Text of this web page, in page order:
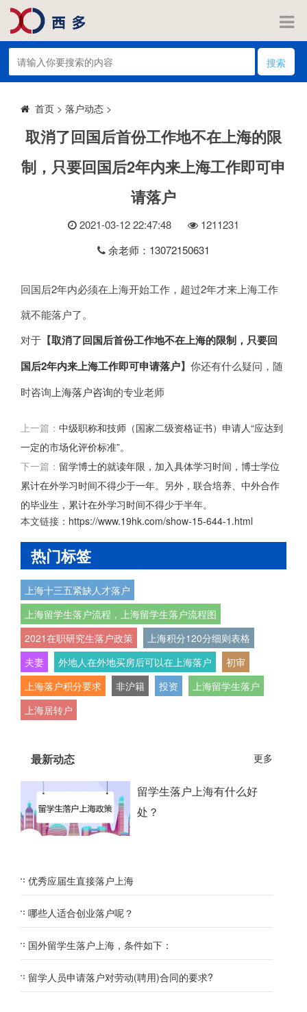
搜索
首页 > 落户动态 >
取消了回国后首份工作地不在上海的限
制，只要回国后2年内来上海工作即可申
请落户
2021-03-12 22:47:48 1211231
余老师：13072150631
回国后2年内必须在上海开始工作，超过2年才来上海工作
就不能落户了。
对于 【取消了回国后首份工作地不在上海的限制，只要回
国后2年内来上海工作即可申请落户】 你还有什么疑问，随
时咨询 上海落户咨询的专业老师
上一篇： 中级职称和技师（国家二级资格证书）申请人“应达到
一定的市场化评价标准”。
下一篇： 留学博士的就读年限，加入具体学习时间，博士学位
累计在外学习时间不得少于一年。另外，联合培养、中外合作
的毕业生，累计在外学习时间不得少于半年。
本文链接： https://www.19hk.com/show-15-644-1.html
热门标签
上海十三五紧缺人才落户
上海留学生落户流程，上海留学生落户流程图
2021在职研究生落户政策
上海积分120分细则表格
夫妻
外地人在外地买房后可以在上海落户
初审
上海落户积分要求
非沪籍 投资
上海留学生落户
上海居转户
最新动态 更多
留学生落户上海有什么好
处？
优秀应届生直接落户上海
哪些人适合创业落户呢？
国外留学生落户上海，条件如下：
留学人员申请落户对劳动(聘用)合同的要求?